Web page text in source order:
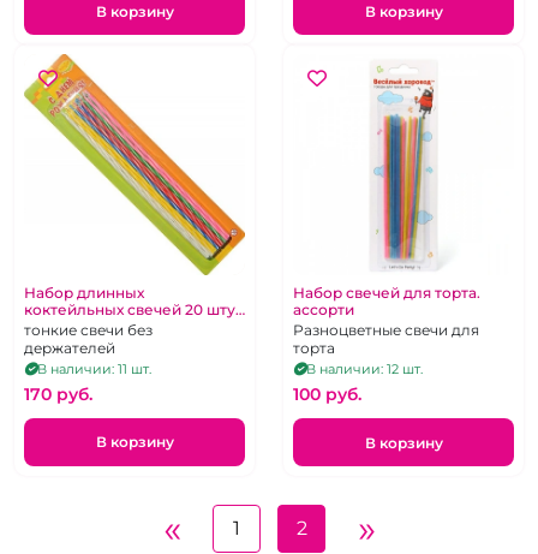
В корзину В корзину
Набор длинных
коктейльных свечей 20 штук
длина 20 см.
тонкие свечи без
держателей
В наличии: 11 шт.
170 pуб.
В корзину
Набор свечей для торта.
ассорти
Разноцветные свечи для
торта
В наличии: 12 шт.
100 pуб.
В корзину
« 1 2 »